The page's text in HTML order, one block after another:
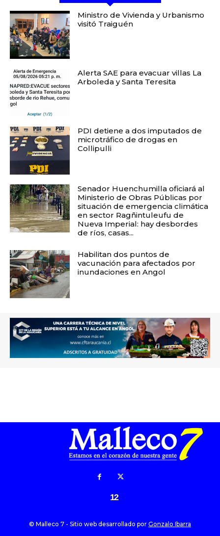
Ministro de Vivienda y Urbanismo
visitó Traiguén
Alerta SAE para evacuar villas La
Arboleda y Santa Teresita
PDI detiene a dos imputados de
microtráfico de drogas en
Collipulli
Senador Huenchumilla oficiará al
Ministerio de Obras Públicas por
situación de emergencia climática
en sector Ragñintuleufu de
Nueva Imperial: hay desbordes
de ríos, casas...
Habilitan dos puntos de
vacunación para afectados por
inundaciones en Angol
12
© Malleco 7 - Sitio web desarrollado por Gonzalo Ibarra